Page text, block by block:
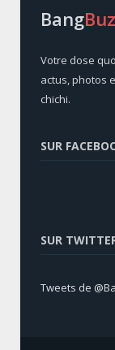
Bang
Votre dose
actus, photos
chichi.
SUR
SUR
Tweets de